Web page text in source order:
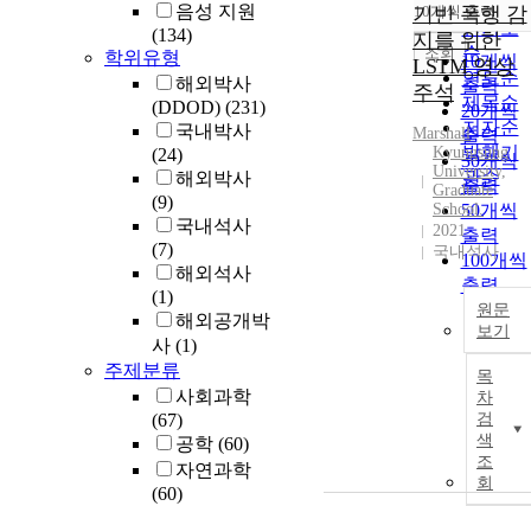
음성 지원
(134)
학위유형
해외박사
(DDOD) (231)
국내박사
(24)
해외박사
(9)
국내석사
(7)
해외석사
(1)
해외공개박
사 (1)
주제분류
사회과학
(67)
공학 (60)
자연과학
(60)
인기도
순
연도순
제목순
저자순
발행기
관순
내림차
10개씩 출력
10개씩
출력
20개씩
출력
30개씩
출력
50개씩
출력
100개씩
출력
조회
기반 폭행 감
지를 위한
LSTM 영상
주석
Marshall
Kyungsung
University,
Graduate
School.
2021
국내석사
원문
보기
목
차
검
색
조
회